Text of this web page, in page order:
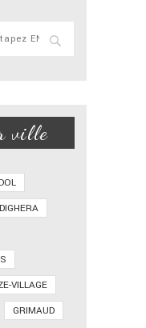
ville
VILLAGE
GRIMAUD